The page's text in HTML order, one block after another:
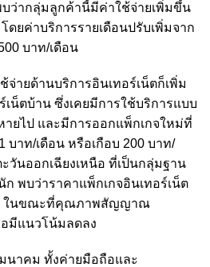
ว่ากลุ่มลูกค้านี้มีค่าใช้จ่ายเพิ่มขึ้น
ดยค่าบริการรายเดือนปรับเพิ่มจาก
บาท/เดือน
ายด้านบริการอินเทอร์เน็ตก็เพิ่ม
น็ตบ้าน ซึ่งเคยมีการใช้บริการแบบ
ายไป และมีการออกแพ็กเกจใหม่ที่
บาท/เดือน หรือเกือบ 200 บาท/
วันออกเฉียงเหนือ ที่เป็นกลุ่มฐาน
พบว่าราคาแพ็กเกจอินเทอร์เน็ต
ในขณะที่คุณภาพสัญญาณ
มีแนวโน้มลดลง
นาคม ทั้งค่ายมือถือและ